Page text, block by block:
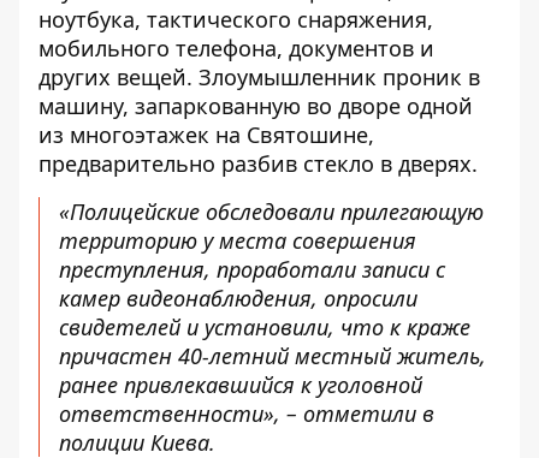
ноутбука, тактического снаряжения,
мобильного телефона, документов и
других вещей. Злоумышленник проник в
машину, запаркованную во дворе одной
из многоэтажек на Святошине,
предварительно разбив стекло в дверях.
«Полицейские обследовали прилегающую
территорию у места совершения
преступления, проработали записи с
камер видеонаблюдения, опросили
свидетелей и установили, что к краже
причастен 40-летний местный житель,
ранее привлекавшийся к уголовной
ответственности», – отметили в
полиции Киева.